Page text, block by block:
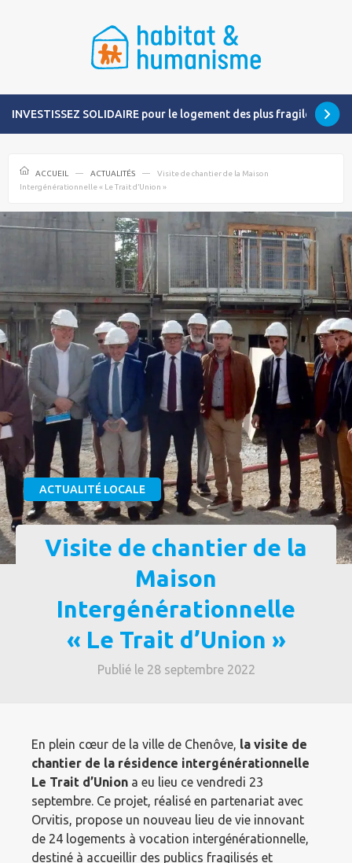
INVESTISSEZ SOLIDAIRE pour le logement des plus fragiles
ACCUEIL ACTUALITÉS
Visite de chantier de la Maison
Intergénérationnelle « Le Trait d’Union »
ACTUALITÉ LOCALE
Visite de chantier de la
Maison
Intergénérationnelle
« Le Trait d’Union »
Publié le 28 septembre 2022
En plein cœur de la ville de Chenôve, la visite de
chantier de la résidence intergénérationnelle
Le Trait d’Union a eu lieu ce vendredi 23
septembre. Ce projet, réalisé en partenariat avec
Orvitis, propose un nouveau lieu de vie innovant
de 24 logements à vocation intergénérationnelle,
destiné à accueillir des publics fragilisés et